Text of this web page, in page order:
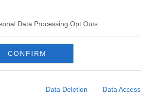
Data Processing Opt Outs
CONFIRM
Data Deletion Data Access
per per le coppie omosessuali
un costume che mi tormenta